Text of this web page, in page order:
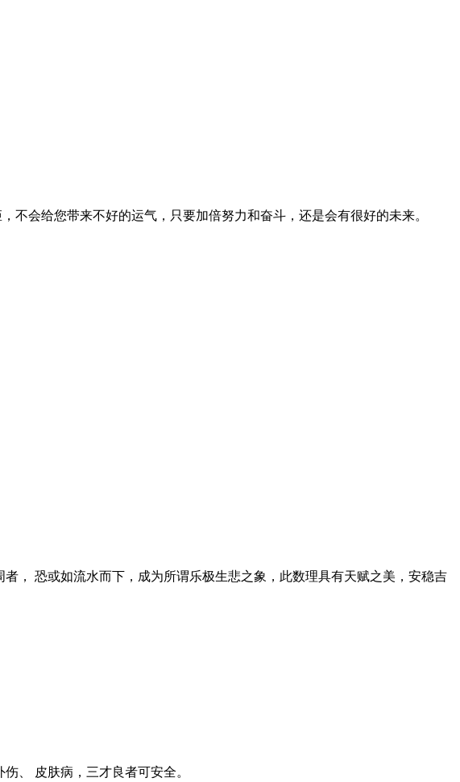
不会给您带来不好的运气，只要加倍努力和奋斗，还是会有很好的未来。
恐或如流水而下，成为所谓乐极生悲之象，此数理具有天赋之美，安稳吉
、 皮肤病，三才良者可安全。